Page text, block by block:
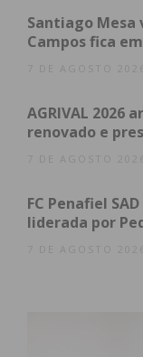
feito ao longo
significado um
Alberto Silva,
Administração do
Falando dos
Alberto Silva
necessidade de
espera de três
um reforço de
Santiago Mesa
Campos fica
7 DE AGOSTO 2026
AGRIVAL 2026
renovado e
7 DE AGOSTO 2026
FC Penafiel
liderada por
7 DE AGOSTO 2026